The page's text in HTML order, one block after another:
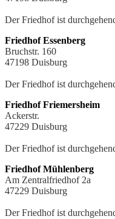
Der Friedhof ist
Friedhof Essenberg
Bruchstr. 160
47198 Duisburg
Der Friedhof ist
Friedhof Friemersheim
Ackerstr.
47229 Duisburg
Der Friedhof ist
Friedhof Mühlenberg
Am Zentralfriedhof 2a
47229 Duisburg
Der Friedhof ist